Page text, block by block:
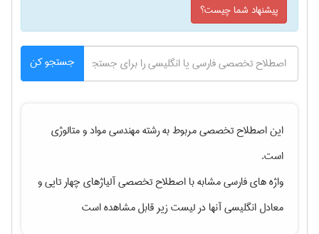
پیشنهاد شما چیست؟
جستجو کن
این اصطلاح تخصصی مربوط به رشتهمهندسی مواد و متالوژی
است.
واژه های فارسی مشابه با اصطلاح تخصصیآلیاژهای چهار تاییو
معادل انگلیسی آنها در لیست زیر قابل مشاهده است